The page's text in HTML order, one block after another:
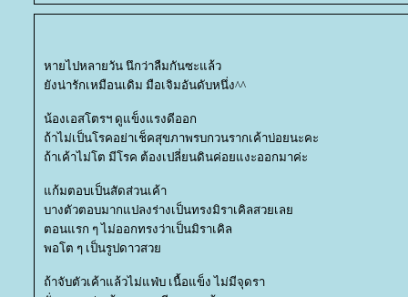
หายไปหลายวัน นึกว่าลืมกันซะแล้ว
ังน่ารักเหมือนเดิม มือเจิมอันดับหนึ่ง^^
น้องเอสโตรฯ ดูแข็งแรงดีออก
ถ้าไม่เป็นโรคอย่าเช็คสุขภาพรบกวนรากเค้าบ่อยนะคะ
ถ้าเค้าไม่โต มีโรค ต้องเปลี่ยนดินค่อยแงะออกมาค่ะ
ก้มตอบเป็นสัดส่วนเค้า
บางตัวตอบมากแปลงร่างเป็นทรงมิราเคิลสวยเล
ตอนแรก ๆ ไม่ออกทรงว่าเป็นมิราเคิล
พอโต ๆ เป็นรูปดาวสว
ถ้าจับตัวเค้าแล้วไม่แฟ่บ เนื้อแข็ง ไม่มีจุดรา